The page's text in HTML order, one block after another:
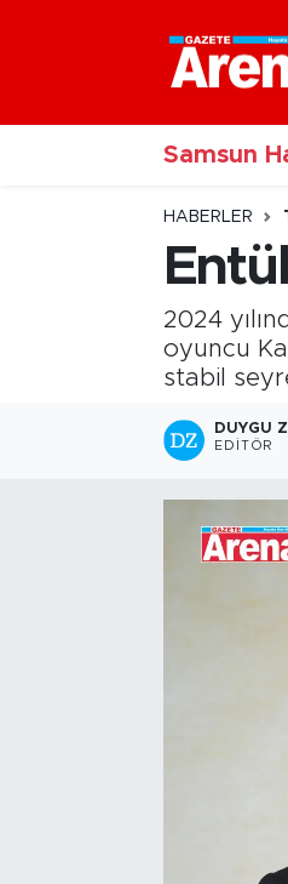
Samsun
HABERLER
2024
oyuncu
stabil
DUYGU
EDITÖR
Nöbetçi Eczaneler
Hava Durumu
Samsun Namaz
Trafik Durumu
Süper Lig Puan
Son Dakika Haberleri